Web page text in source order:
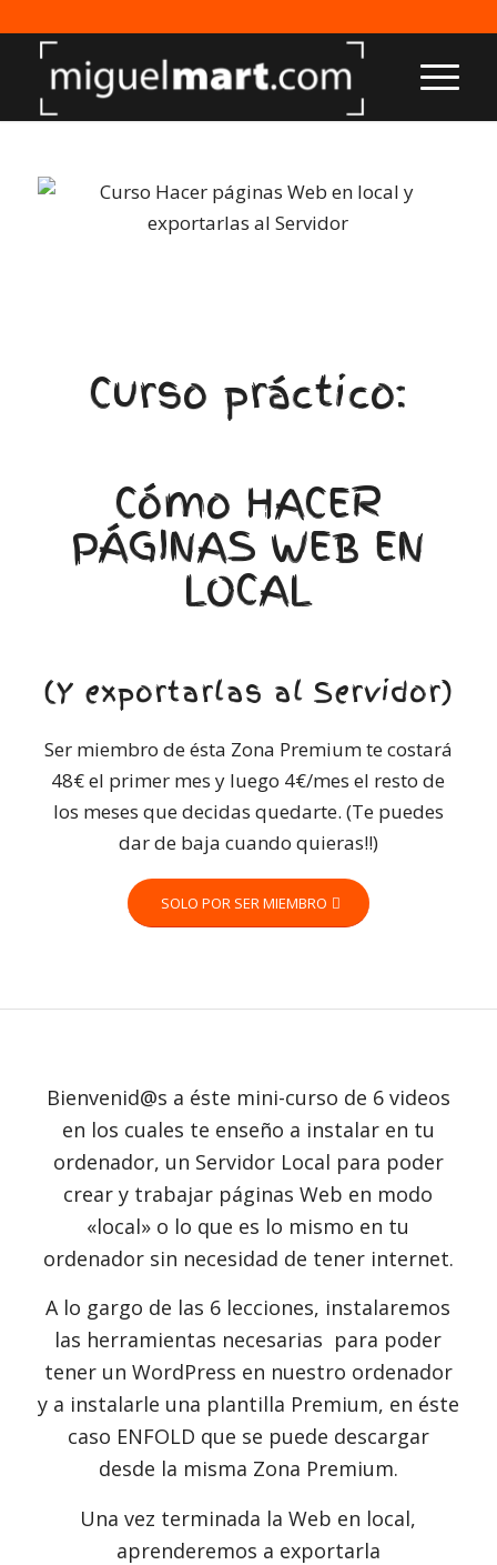
Curso práctico:
Cómo HACER
PÁGINAS WEB EN
LOCAL
(Y exportarlas al Servidor)
Ser miembro de ésta Zona Premium te costará
48€ el primer mes y luego 4€/mes el resto de
los meses que decidas quedarte. (Te puedes
dar de baja cuando quieras!!)
SOLO POR SER MIEMBRO
Bienvenid@s a éste mini-curso de 6 videos
en los cuales te enseño a instalar en tu
ordenador, un Servidor Local para poder
crear y trabajar páginas Web en modo
«local» o lo que es lo mismo en tu
ordenador sin necesidad de tener internet.
A lo gargo de las 6 lecciones, instalaremos
las herramientas necesarias para poder
tener un WordPress en nuestro ordenador
y a instalarle una plantilla Premium, en éste
caso ENFOLD que se puede descargar
desde la misma Zona Premium.
Una vez terminada la Web en local,
aprenderemos a exportarla